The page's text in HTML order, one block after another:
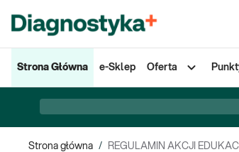
Strona Główna e-Sklep Oferta
Strona główna / REGULAMIN AKCJI